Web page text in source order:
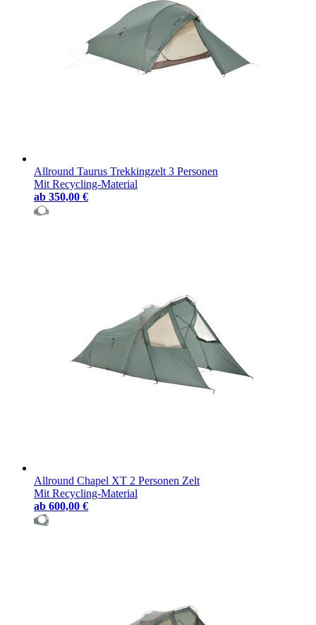
Allround Taurus Trekkingzelt 3 Personen
Mit Recycling-Material
ab 350,00 €
Allround Chapel XT 2 Personen Zelt
Mit Recycling-Material
ab 600,00 €